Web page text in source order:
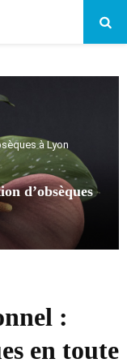
à Lyon
d’obsèques
:
en toute